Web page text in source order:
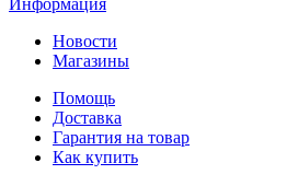
Новости
Магазины
Помощь
Доставка
Гарантия на товар
Как купить